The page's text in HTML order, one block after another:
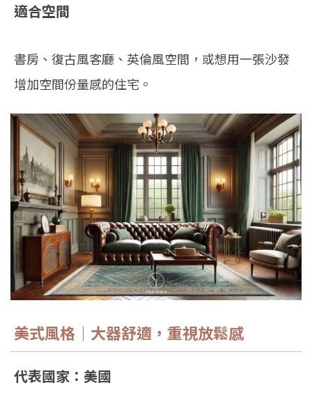
適合空間
書房、復古風客廳、英倫風空間，或想用一張沙發
增加空間份量感的住宅。
美式風格｜大器舒適，重視放鬆感
代表國家：美國